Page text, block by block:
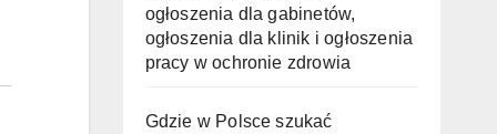
ogłoszenia dla gabinetów,
ogłoszenia dla klinik i ogłoszenia
pracy w ochronie zdrowia
Gdzie w Polsce szukać